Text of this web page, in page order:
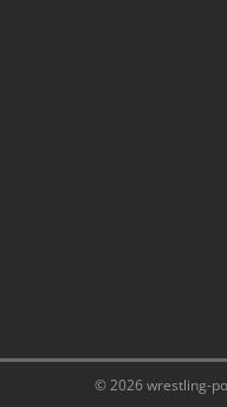
© 2026 wrestling-